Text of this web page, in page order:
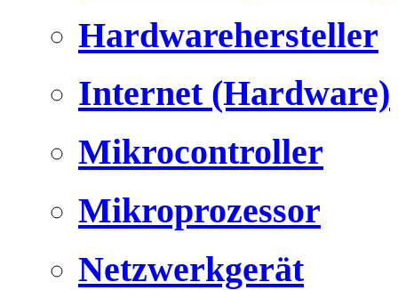
Hardwarehersteller
Internet (Hardware)
Mikrocontroller
Mikroprozessor
Netzwerkgerät